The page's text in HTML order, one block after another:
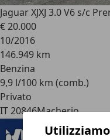
Jaguar XJXJ 3.0 V6 s/c
€ 20.000
10/2016
146.949 km
Benzina
9,9 l/100 km (comb.)
Privato
IT 20846Macherio